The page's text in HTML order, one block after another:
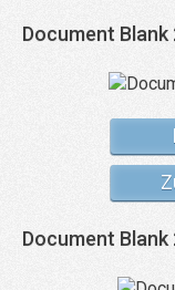
Document Blank
Document Blank